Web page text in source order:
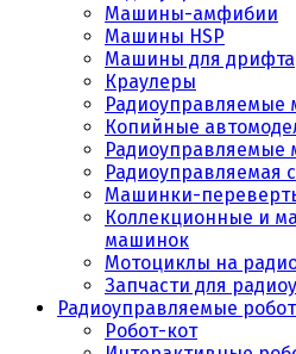
Машины-амфибии
Машины HSP
Машины для дрифта
Краулеры
Радиоуправляемые
Копийные
Радиоуправляемые
Радиоуправляемая
Машинки-
Коллекционные и
машинок
Мотоциклы на
Запчасти для
Радиоуправляемые
Робот-кот